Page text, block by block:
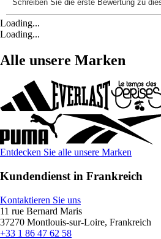
Loading...
Loading...
Alle unsere Marken
Entdecken Sie alle unsere Marken
Kundendienst in Frankreich
Kontaktieren Sie uns
11 rue Bernard Maris
37270 Montlouis-sur-Loire, Frankreich
+33 1 86 47 62 58